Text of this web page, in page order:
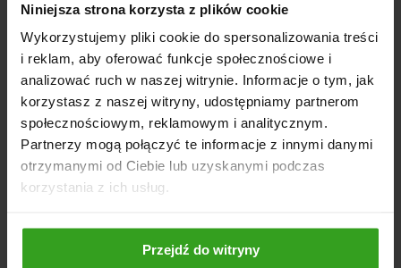
Niniejsza strona korzysta z plików cookie
Wykorzystujemy pliki cookie do spersonalizowania treści
i reklam, aby oferować funkcje społecznościowe i
analizować ruch w naszej witrynie. Informacje o tym, jak
korzystasz z naszej witryny, udostępniamy partnerom
społecznościowym, reklamowym i analitycznym.
Partnerzy mogą połączyć te informacje z innymi danymi
otrzymanymi od Ciebie lub uzyskanymi podczas
korzystania z ich usług.
Przejdź do witryny
Doskonale sprawdza się w parkach oraz na obszarach
zieleni miejskiej, zapewniając efektywne i precyzyjne
koszenie.
Może być używana do koszenia trawników na dużych
posiadłościach, zapewniając estetyczny wygląd i
dokładne koszenie - tereny prywatne, rekreacyjne